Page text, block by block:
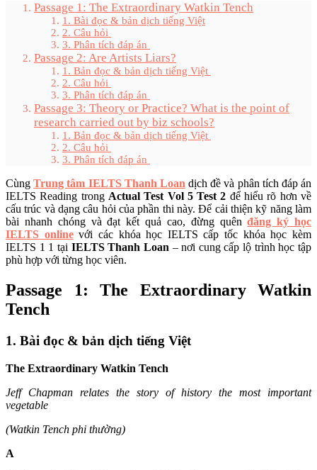
Passage 1: The Extraordinary Watkin Tench
1. Bài đọc & bản dịch tiếng Việt
2. Câu hỏi
3. Phân tích đáp án
Passage 2: Are Artists Liars?
1. Bản đọc & bản dịch tiếng Việt
2. Câu hỏi
3. Phân tích đáp án
Passage 3: Theory or Practice? What is the point of
research carried out by biz schools?
1. Bản đọc & bản dịch tiếng Việt
2. Câu hỏi
3. Phân tích đáp án
CùngTrung tâm IELTS Thanh Loan dịch đề và phân tích đáp án
IELTS Reading trong Actual Test Vol 5 Test 2 để hiểu rõ hơn về
cấu trúc và dạng câu hỏi của phần thi này. Để cải thiện kỹ năng làm
bài nhanh chóng và đạt kết quả cao, đừng quênđăng ký học
IELTS onlinevới các khóa học IELTS cấp tốc khóa học kèm
IELTS 1 1 tại IELTS Thanh Loan – nơi cung cấp lộ trình học tập
phù hợp với từng học viên.
Passage 1: The Extraordinary Watkin
Tench
1. Bài đọc & bản dịch tiếng Việt
The Extraordinary Watkin Tench
Jeff Chapman relates the story of history the most important
vegetable
(Watkin Tench phi thường)
A